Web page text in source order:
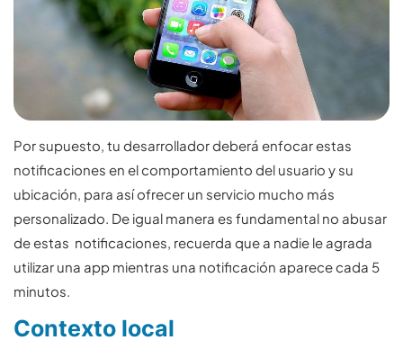
Por supuesto, tu desarrollador deberá enfocar estas
notificaciones en el comportamiento del usuario y su
ubicación, para así ofrecer un servicio mucho más
personalizado. De igual manera es fundamental no abusar
de estas notificaciones, recuerda que a nadie le agrada
utilizar una app mientras una notificación aparece cada 5
minutos.
Contexto local